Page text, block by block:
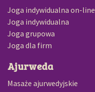
Joga indywidualna on-line
Joga indywidualna
Joga grupowa
Joga dla firm
Ajurweda
Masaże ajurwedyjskie